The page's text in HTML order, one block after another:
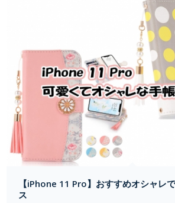
【iPhone 11 Pro】おすすめオシャレ
ス